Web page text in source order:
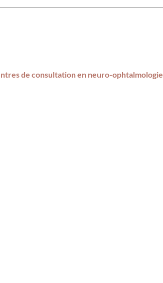
de consultation en neuro-ophtalmologie